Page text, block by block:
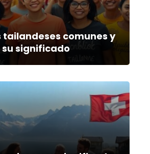
tailandeses comunes y
su significado